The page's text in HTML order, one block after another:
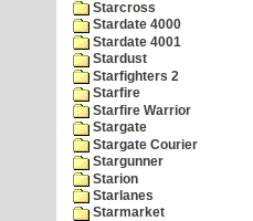
Starcross
Stardate 4000
Stardate 4001
Stardust
Starfighters 2
Starfire
Starfire Warrior
Stargate
Stargate Courier
Stargunner
Starion
Starlanes
Starmarket